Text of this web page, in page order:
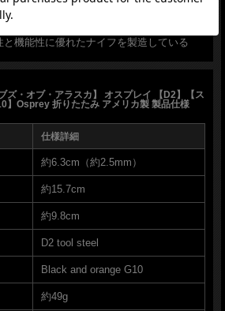
steel
折りたたみ アメリカ製 ■新品■
箱の凹み等ある場合がございます事、ご了承下さい
ます
ーイング！
た経験を基に、実用性を追求した製品開
機能性に優れたナイフを製造している
・オブ・アラスカ】 オスプレイ 【D2】【ス
】Osprey 折りたたみ アメリカ製 製品仕様
仕様詳細
約6.3cm（約2.5mm）
約15.7cm
約9.8cm
D2 tool steel
Black and orange G10
約49g